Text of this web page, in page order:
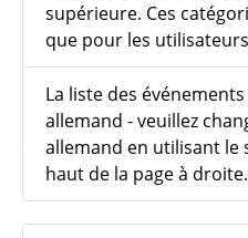
supérieure. Ces
que pour les
La liste des
allemand - veuillez
allemand en utilisant le
haut de la page à droite.